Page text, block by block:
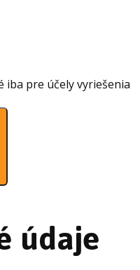
iba pre účely vyriešenia
údaje